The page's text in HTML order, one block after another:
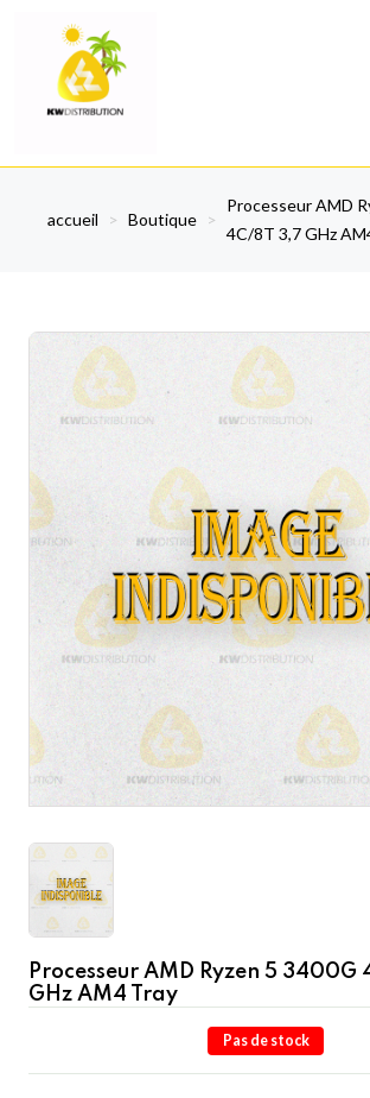
accueil > Boutique >
Processeur AMD
4C/8T 3,7 GHz
Processeur AMD Ryzen 5 3400G
GHz AM4 Tray
Pas de stock